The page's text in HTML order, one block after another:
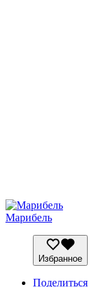
Марибель
Избранное
Поделиться